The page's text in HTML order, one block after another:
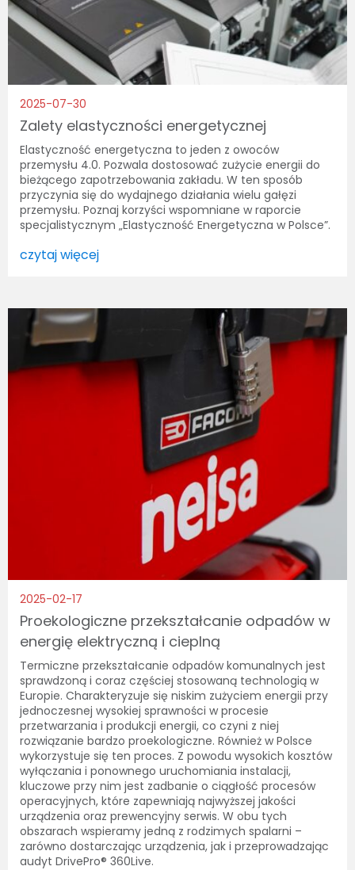
2025-07-30
Zalety elastyczności energetycznej
Elastyczność energetyczna to jeden z owoców
przemysłu 4.0. Pozwala dostosować zużycie energii do
bieżącego zapotrzebowania zakładu. W ten sposób
przyczynia się do wydajnego działania wielu gałęzi
przemysłu. Poznaj korzyści wspomniane w raporcie
specjalistycznym „Elastyczność Energetyczna w Polsce”.
czytaj więcej
2025-02-17
Proekologiczne przekształcanie odpadów w
energię elektryczną i cieplną
Termiczne przekształcanie odpadów komunalnych jest
sprawdzoną i coraz częściej stosowaną technologią w
Europie. Charakteryzuje się niskim zużyciem energii przy
jednoczesnej wysokiej sprawności w procesie
przetwarzania i produkcji energii, co czyni z niej
rozwiązanie bardzo proekologiczne. Również w Polsce
wykorzystuje się ten proces. Z powodu wysokich kosztów
wyłączania i ponownego uruchomiania instalacji,
kluczowe przy nim jest zadbanie o ciągłość procesów
operacyjnych, które zapewniają najwyższej jakości
urządzenia oraz prewencyjny serwis. W obu tych
obszarach wspieramy jedną z rodzimych spalarni –
zarówno dostarczając urządzenia, jak i przeprowadzając
audyt DrivePro® 360Live.